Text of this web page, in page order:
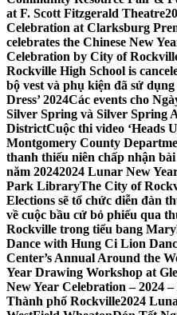
at F. Scott Fitzgerald Theatre
Celebration at Clarksburg
celebrates the Chinese New
Celebration by City of
Rockville High School is
bộ vest và phụ kiện đã sử
Dress’ 2024Các events cho
Silver Spring và Silver Spring
DistrictCuộc thi video ‘Heads
Montgomery County
thanh thiếu niên chấp nhận
năm 20242024 Lunar New
Park LibraryThe City of
Elections sẽ tổ chức diễn đàn
về cuộc bầu cử bỏ phiếu qua
Rockville trong tiểu bang
Dance with Hung Ci Lion
Center’s Annual Around the
Year Drawing Workshop at
New Year Celebration – 2024
Thành phố Rockville2024